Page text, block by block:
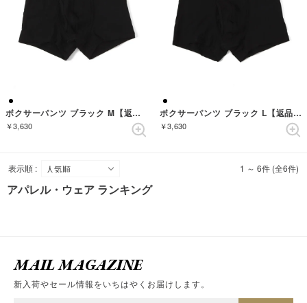
ボクサーパンツ ブラック M【返品不可商品】 （ブラック）
￥3,630
ボクサーパンツ ブラック L【返品不可商品】 （ブラック）
￥3,630
表示順 : 1 ～ 6件 (全6件)
アパレル・ウェア ランキング
MAIL MAGAZINE
新入荷やセール情報をいちはやくお届けします。